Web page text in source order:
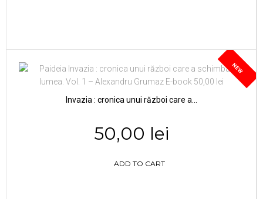
NEW
Invazia : cronica unui război care a...
50,00 lei
ADD TO CART